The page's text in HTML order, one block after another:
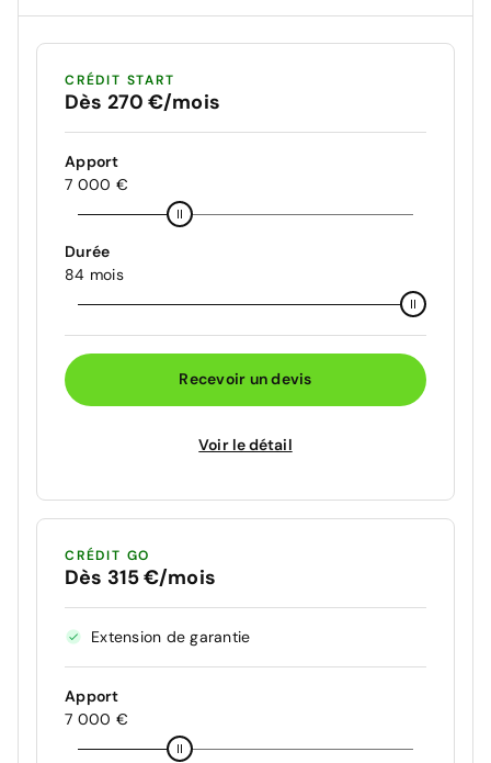
CRÉDIT START
Dès 270 €/mois
Apport
7 000 €
Durée
84 mois
Recevoir un devis
Voir le détail
CRÉDIT GO
Dès 315 €/mois
Extension de garantie
Apport
7 000 €